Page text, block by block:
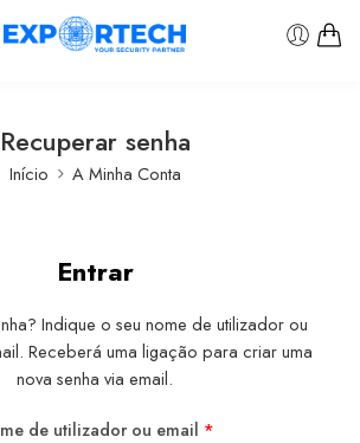
Recuperar senha
Início A Minha Conta
Entrar
Indique o seu nome de utilizador ou
Receberá uma ligação para criar uma
nova senha via email.
de utilizador ou email *